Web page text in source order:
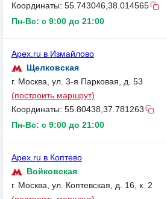
Координаты: 55.743046,38.014565
Пн-Вс: с 9:00 до 21:00
Apex.ru в Измайлово
Щелковская
г. Москва, ул. 3-я Парковая, д. 53
(построить маршрут)
Координаты: 55.80438,37.781263
Пн-Вс: с 9:00 до 21:00
Apex.ru в Коптево
Войковская
г. Москва, ул. Коптевская, д. 16, к. 2